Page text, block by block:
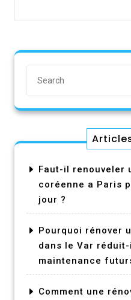
Faut-il renouveler
coréenne a Paris
jour ?
Pourquoi rénover
dans le Var
maintenance
Comment une